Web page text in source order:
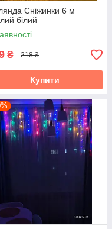
Сніжинки 6 м
білий
₴ 218 ₴
Купити